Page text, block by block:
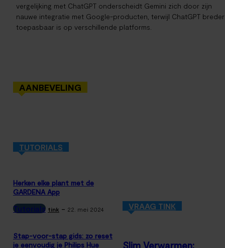
vergelijking met ChatGPT onderscheidt Gemini zich door zijn
nauwe integratie met Google-producten, terwijl ChatGPT breder
toepasbaar is op verschillende platforms.
AANBEVELING
TUTORIALS
Herken elke plant met de
GARDENA App
Tutorials tink - 22. mei 2024
Stap-voor-stap gids: zo reset
je eenvoudig je Philips Hue
VRAAG TINK
Slim Verwarmen: